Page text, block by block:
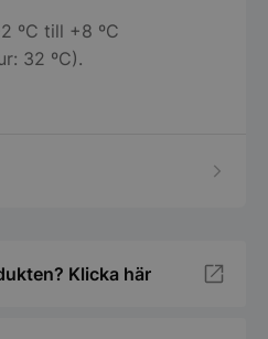
ºC till +8 ºC
32 ºC).
Klicka här